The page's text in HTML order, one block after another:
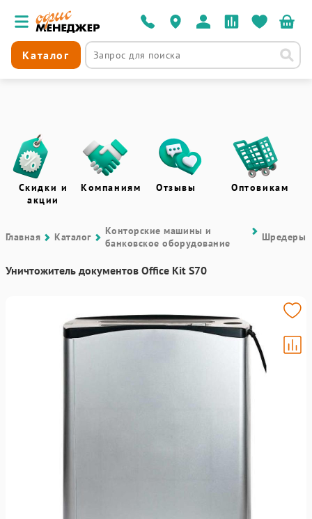
Каталог
Скидки и
акции
Компаниям Отзывы Оптовикам
Главная Каталог
Контоpские машины и
банковское оборудование
Шредеры
Уничтожитель документов Office Kit S70